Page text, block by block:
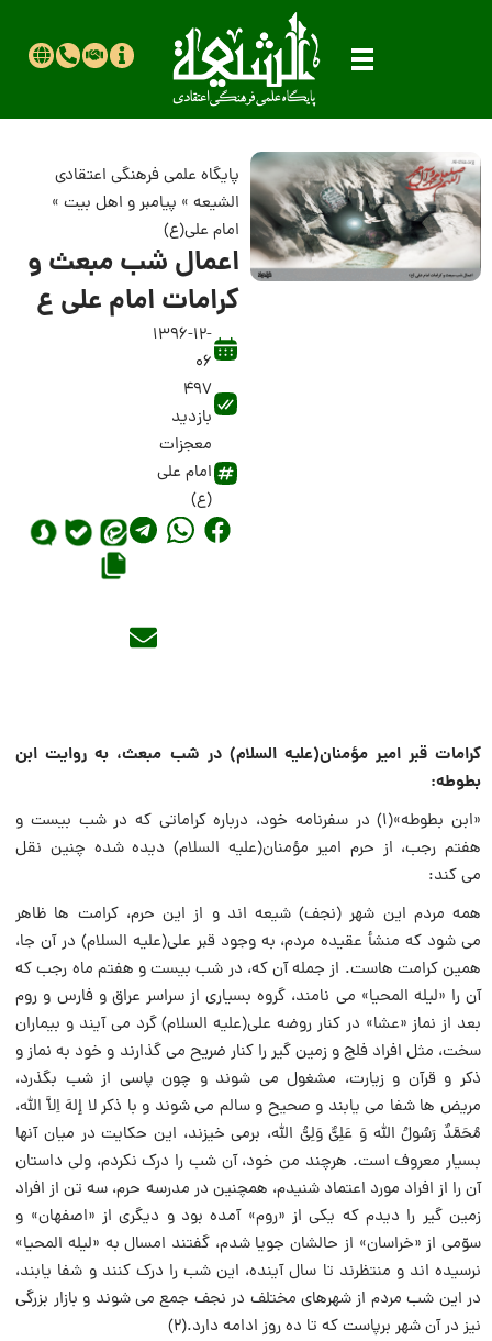
پایگاه علمی فرهنگی اعتقادی
الشیعه» پیامبر و اهل بیت»
امام علی(ع)
اعمال شب مبعث و
کرامات امام علی ع
1396-12-
06
497
بازدید
معجزات
امام علی
(ع)
کرامات قبر امیر مؤمنان(علیه السلام) در شب مبعث، به روایت ابن
بطوطه:
«ابن بطوطه»(۱) در سفرنامه خود، درباره کراماتى که در شب بیست و
هفتم رجب، از حرم امیر مؤمنان(علیه السلام) دیده شده چنین نقل
مى کند:
همه مردم این شهر (نجف) شیعه اند و از این حرم، کرامت ها ظاهر
مى شود که منشأ عقیده مردم، به وجود قبر على(علیه السلام) در آن جا،
همین کرامت هاست. از جمله آن که، در شب بیست و هفتم ماه رجب که
آن را «لیله المحیا» مى نامند، گروه بسیارى از سراسر عراق و فارس و روم
بعد از نماز «عشا» در کنار روضه على(علیه السلام) گرد مى آیند و بیماران
سخت، مثل افراد فلج و زمین گیر را کنار ضریح مى گذارند و خود به نماز و
ذکر و قرآن و زیارت، مشغول مى شوند و چون پاسى از شب بگذرد،
مریض ها شفا مى یابند و صحیح و سالم مى شوند و با ذکر لا إلهَ اِلاَّ اللّه،
مُحَمَّدٌ رَسُولُ اللّه وَ عَلِىٌّ وَلِىُّ اللّه، برمى خیزند، این حکایت در میان آنها
بسیار معروف است. هرچند من خود، آن شب را درک نکردم، ولى داستان
آن را از افراد مورد اعتماد شنیدم، همچنین در مدرسه حرم، سه تن از افراد
زمین گیر را دیدم که یکى از «روم» آمده بود و دیگرى از «اصفهان» و
سوّمى از «خراسان» از حالشان جویا شدم، گفتند امسال به «لیله المحیا»
نرسیده اند و منتظرند تا سال آینده، این شب را درک کنند و شفا یابند،
در این شب مردم از شهرهاى مختلف در نجف جمع مى شوند و بازار بزرگى
نیز در آن شهر برپاست که تا ده روز ادامه دارد.(۲)